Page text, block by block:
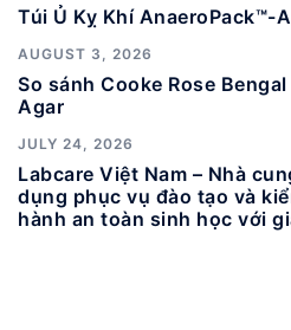
Túi Ủ Kỵ Khí AnaeroPack™-
AUGUST 3, 2026
So sánh Cooke Rose
Agar
JULY 24, 2026
Labcare Việt Nam – Nhà
dụng phục vụ đào tạo và
hành an toàn sinh học với